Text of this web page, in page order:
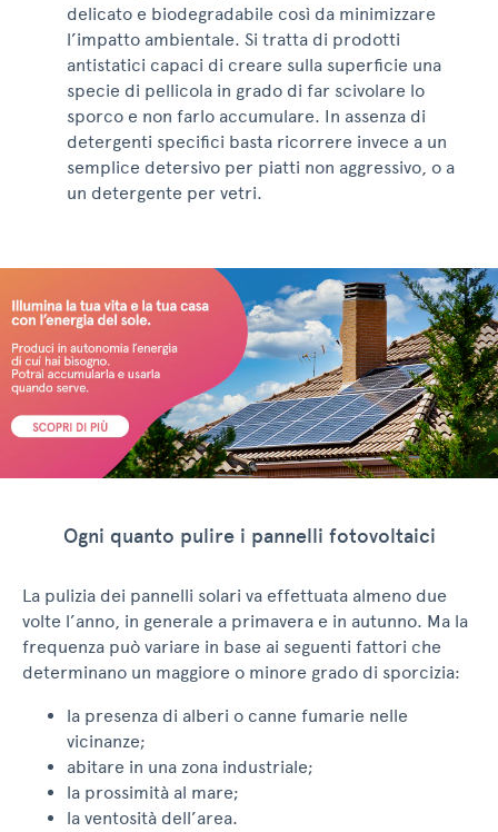
delicato e biodegradabile così da minimizzare
l’impatto ambientale. Si tratta di prodotti
antistatici capaci di creare sulla superficie una
specie di pellicola in grado di far scivolare lo
sporco e non farlo accumulare. In assenza di
detergenti specifici basta ricorrere invece a un
semplice detersivo per piatti non aggressivo, o a
un detergente per vetri.
Ogni quanto pulire i pannelli fotovoltaici
La pulizia dei pannelli solari va effettuata almeno due
volte l’anno, in generale a primavera e in autunno. Ma la
frequenza può variare in base ai seguenti fattori che
determinano un maggiore o minore grado di sporcizia:
la presenza di alberi o canne fumarie nelle
vicinanze;
abitare in una zona industriale;
la prossimità al mare;
la ventosità dell’area.